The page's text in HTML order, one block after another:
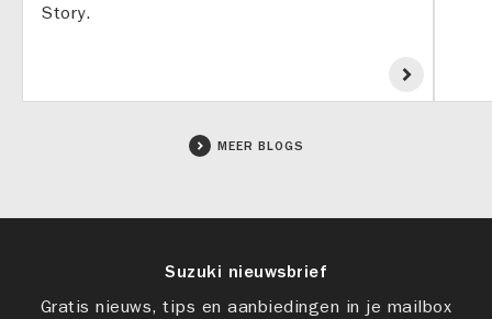
Story.
MEER BLOGS
Suzuki nieuwsbrief
Gratis nieuws, tips en aanbiedingen in je mailbox